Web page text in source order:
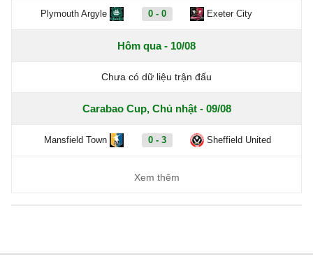
Plymouth Argyle 0 - 0 Exeter City
Hôm qua - 10/08
Chưa có dữ liệu trận đấu
Carabao Cup, Chủ nhật - 09/08
Mansfield Town 0 - 3 Sheffield United
Xem thêm